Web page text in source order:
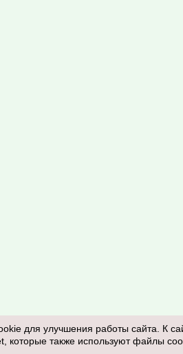
для улучшения работы сайта. К
которые также используют файлы